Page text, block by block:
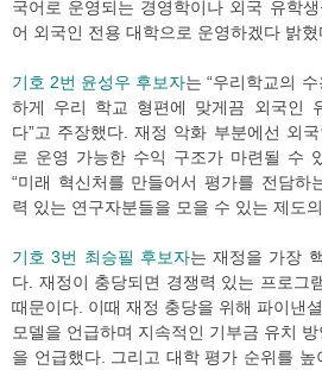
국어로 운영되는 경영학이나 외국 유학
어 외국인 전용 대학으로 운영하겠다 밝혔
기호 2번 윤성우 후보자는 “우리학교의
하게 우리 학교 형편에 맞게끔 외국인
다”고 주장했다. 재정 악화 부분에선 외
로 운영 가능한 수익 구조가 마련될 수
“미래 혁신처를 만들어서 평가를 전담하
력 있는 연구자분들을 모을 수 있는 제도
기호 3번 최승필 후보자는 재정을 가장
다. 재정이 충당되면 경쟁력 있는 프로그
때문이다. 이때 재정 충당을 위해 파이낸
모델을 언급하며 지속적인 기부금 유치
을 언급했다. 그리고 대학 평가 순위를